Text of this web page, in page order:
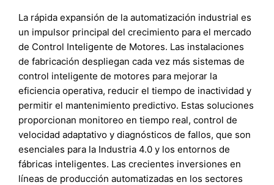
La rápida expansión de la automatización industrial es
un impulsor principal del crecimiento para el mercado
de Control Inteligente de Motores. Las instalaciones
de fabricación despliegan cada vez más sistemas de
control inteligente de motores para mejorar la
eficiencia operativa, reducir el tiempo de inactividad y
permitir el mantenimiento predictivo. Estas soluciones
proporcionan monitoreo en tiempo real, control de
velocidad adaptativo y diagnósticos de fallos, que son
esenciales para la Industria 4.0 y los entornos de
fábricas inteligentes. Las crecientes inversiones en
líneas de producción automatizadas en los sectores